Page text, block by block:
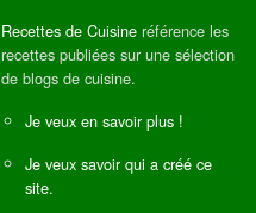
Recettes de Cuisine référence les
recettes publiées sur une sélection
de blogs de cuisine.
Je veux en savoir plus !
Je veux savoir qui a créé ce
site.